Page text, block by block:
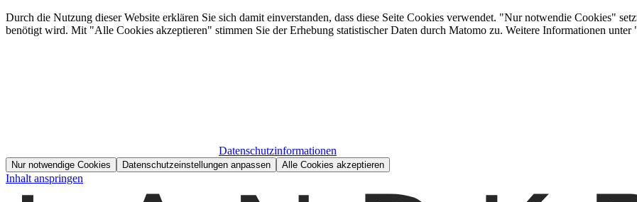
Durch die Nutzung dieser Website erklären Sie sich damit einverstanden, dass diese Seite Cookies verwendet. "Nur notwendie Cookies"
benötigt wird. Mit "Alle Cookies akzeptieren" stimmen Sie der Erhebung statistischer Daten durch Matomo zu. Weitere Informationen
Datenschutzinformationen
Nur notwendige Cookies Datenschutzeinstellungen anpassen Alle Cookies akzeptieren
Inhalt anspringen